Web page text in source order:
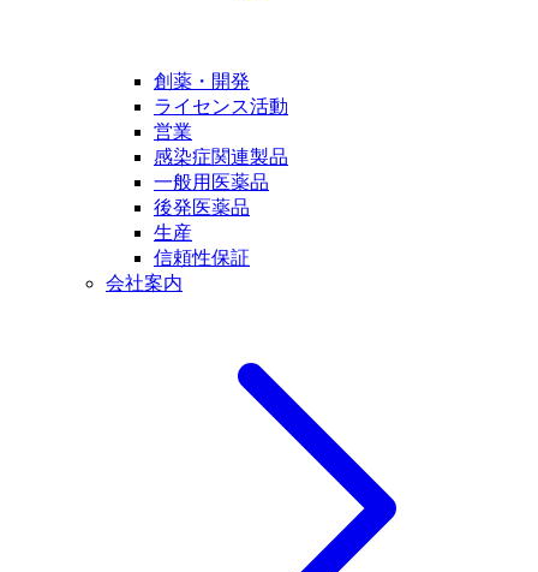
創薬・開発
ライセンス活動
営業
感染症関連製品
一般用医薬品
後発医薬品
生産
信頼性保証
会社案内